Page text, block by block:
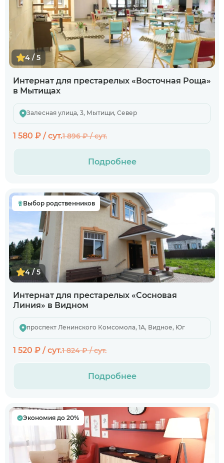
4 / 5
Интернат для престарелых «Восточная Роща»
в Мытищах
Залесная улица, 3, Мытищи, Север
1 580 ₽ / сут.1 896 ₽ / сут.
Подробнее
Выбор родственников
4 / 5
Интернат для престарелых «Сосновая
Линия» в Видном
проспект Ленинского Комсомола, 1А, Видное, Юг
1 520 ₽ / сут.1 824 ₽ / сут.
Подробнее
Экономия до 20%
Когда планируете размещение в
пансионате?
В ближайшее время
Узнаю информацию на будущее